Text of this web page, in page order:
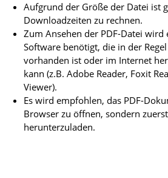
Aufgrund der Größe der Datei ist
Downloadzeiten zu rechnen.
Zum Ansehen der PDF-Datei wird
Software benötigt, die in der
vorhanden ist oder im Internet
kann (z.B. Adobe Reader, Foxit
Viewer).
Es wird empfohlen, das PDF-
Browser zu öffnen, sondern
herunterzuladen.